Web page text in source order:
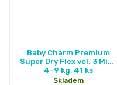
Baby Charm Premium
Super Dry Flex vel. 3 Midi,
4-9 kg, 41 ks
hodnocení
produktu
Skladem